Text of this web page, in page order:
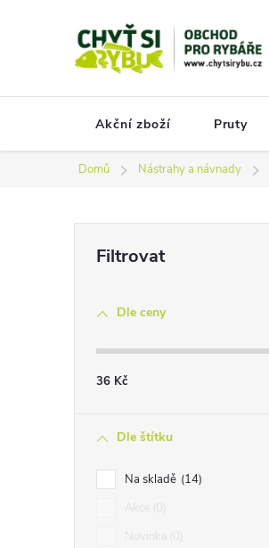
Akční zboží Pruty
Domů Nástrahy a návnady
Dle ceny
36 Kč
Dle štítku
Na skladě 14